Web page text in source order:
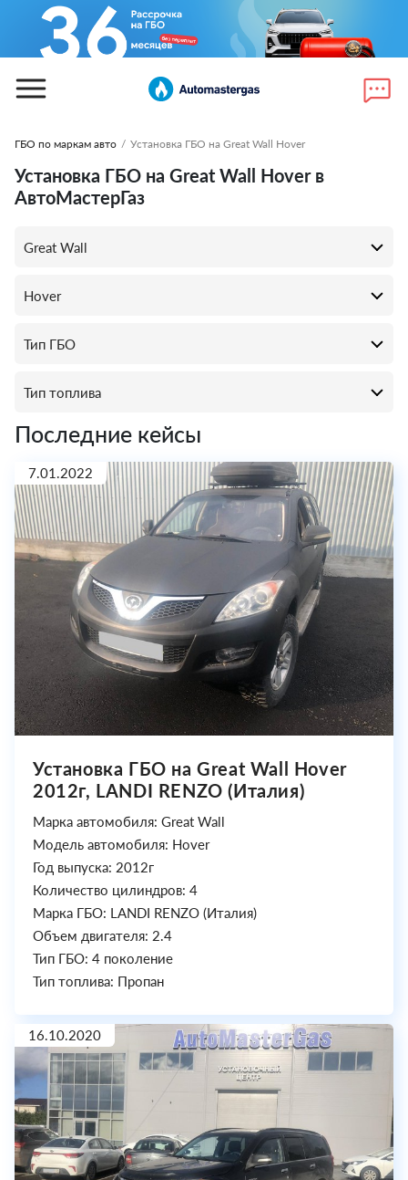
ГБО по маркам авто / Установка ГБО на Great Wall Hover
Установка ГБО на Great Wall Hover в
АвтоМастерГаз
Последние кейсы
7.01.2022
Установка ГБО на Great Wall Hover
2012г, LANDI RENZO (Италия)
Марка автомобиля: Great Wall
Модель автомобиля: Hover
Год выпуска: 2012г
Количество цилиндров: 4
Марка ГБО: LANDI RENZO (Италия)
Объем двигателя: 2.4
Тип ГБО: 4 поколение
Тип топлива: Пропан
16.10.2020